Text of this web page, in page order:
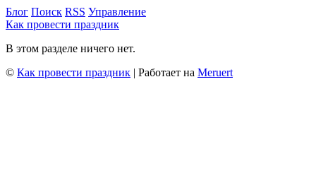
Блог Поиск RSS Управление
Как провести праздник
В этом разделе ничего нет.
© Как провести праздник | Работает на Meruert